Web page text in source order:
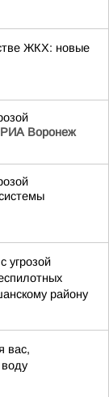
ЖКХ: новые
РИА Воронеж
угрозой
району
вас,